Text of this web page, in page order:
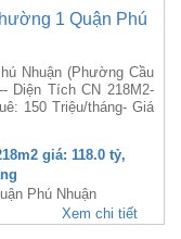
Phú Nhuận- Diện tích
sàn xây dựng theo
Tầng , thang máy 11
giá: 130.0 tỷ,
Phú Nhuận